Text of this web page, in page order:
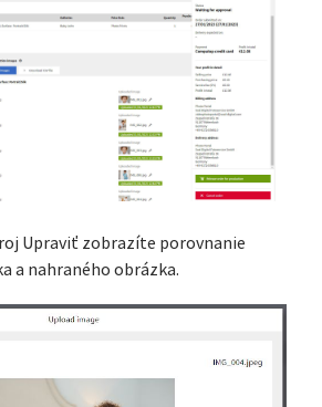
Upraviť zobrazíte porovnanie
a nahraného obrázka.